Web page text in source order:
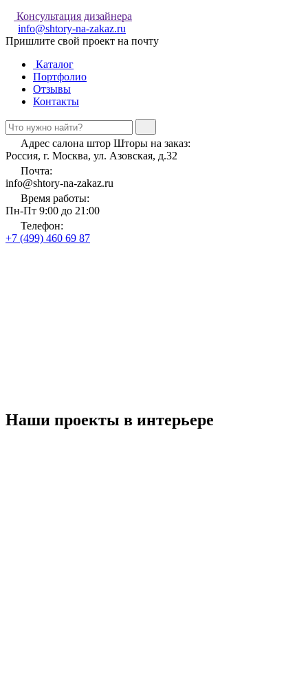
Консультация дизайнера
info@shtory-na-zakaz.ru
Пришлите свой проект на почту
Каталог
Портфолио
Отзывы
Контакты
Адрес салона штор Шторы на заказ:
Россия, г. Москва, ул. Азовская, д.32
Почта:
info@shtory-na-zakaz.ru
Время работы:
Пн-Пт 9:00 до 21:00
Телефон:
+7 (499) 460 69 87
Наши проекты в интерьере